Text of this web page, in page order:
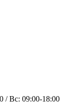
/ Вс: 09:00-18:00